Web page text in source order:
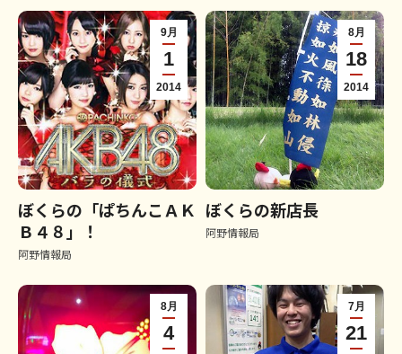
9月
1
2014
ぼくらの「ぱちんこＡＫ
Ｂ４８」！
阿野情報局
8月
18
2014
ぼくらの新店長
阿野情報局
8月
4
7月
21